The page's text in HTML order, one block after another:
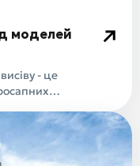
моделей
- це